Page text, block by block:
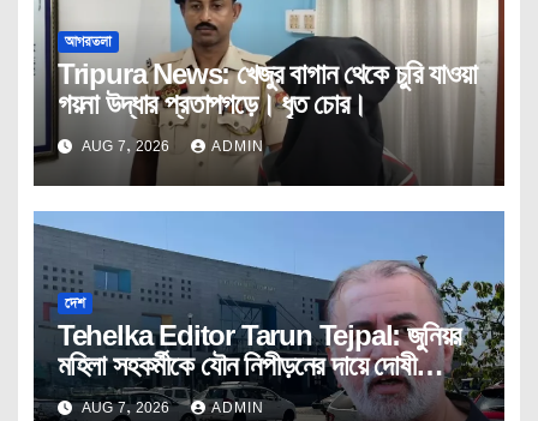
আগরতলা
Tripura News: খেজুর বাগান থেকে চুরি যাওয়া
গয়না উদ্ধার প্রতাপগড়ে। ধৃত চোর।
AUG 7, 2026 ADMIN
দেশ
Tehelka Editor Tarun Tejpal: জুনিয়র
মহিলা সহকর্মীকে যৌন নিপীড়নের দায়ে দোষী
সাব্যস্ত তেহেলকার সম্পাদক।
AUG 7, 2026 ADMIN